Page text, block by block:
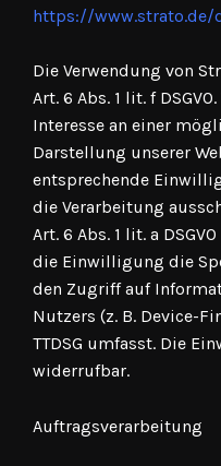
https://www.strato.de/
Die Verwendung von
Art. 6 Abs. 1 lit. f
Interesse an einer
Darstellung unserer
entsprechende
die Verarbeitung
Art. 6 Abs. 1 lit. a
die Einwilligung die
den Zugriff auf
Nutzers (z. B. Device-
TTDSG umfasst. Die
widerrufbar.
Auftragsverarbeitung